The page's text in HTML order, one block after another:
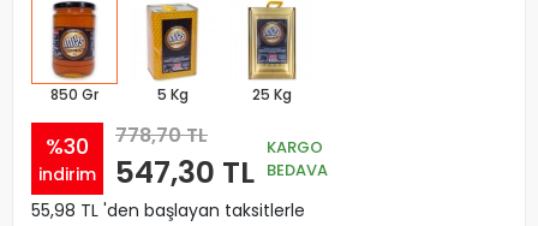
850 Gr 5 Kg 25 Kg
%30
indirim
778,70 TL
547,30 TL
KARGO
BEDAVA
55,98 TL 'den başlayan taksitlerle